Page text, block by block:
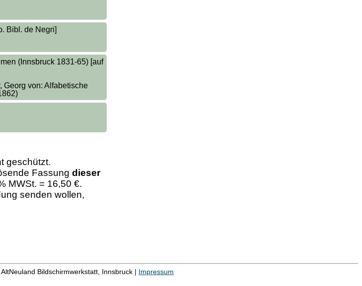
Bibl. de Negri]
(Innsbruck 1831-65) [auf
Georg von: Alfabetische
geschützt.
Fassung dieser
MWSt. = 16,50 €.
senden wollen,
Bildschirmwerkstatt, Innsbruck | Impressum